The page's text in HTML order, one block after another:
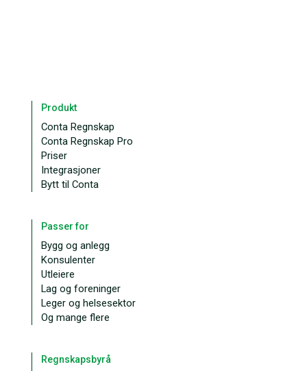
Produkt
Conta Regnskap
Conta Regnskap Pro
Priser
Integrasjoner
Bytt til Conta
Passer for
Bygg og anlegg
Konsulenter
Utleiere
Lag og foreninger
Leger og helsesektor
Og mange flere
Regnskapsbyrå